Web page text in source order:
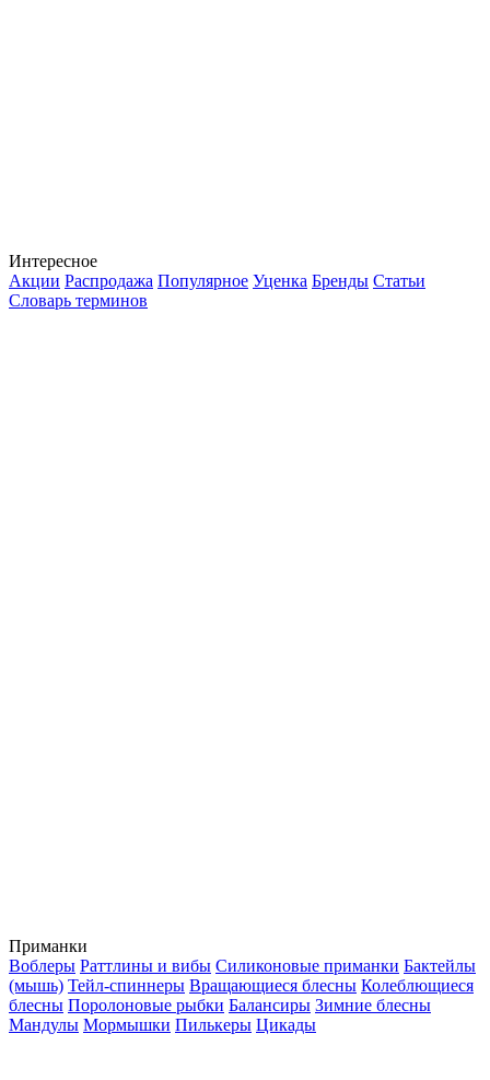
Интересное
Акции Распродажа Популярное Уценка Бренды Статьи
Словарь терминов
Приманки
Воблеры Раттлины и вибы Силиконовые приманки Бактейлы
(мышь) Тейл-спиннеры Вращающиеся блесны Колеблющиеся
блесны Поролоновые рыбки Балансиры Зимние блесны
Мандулы Мормышки Пилькеры Цикады